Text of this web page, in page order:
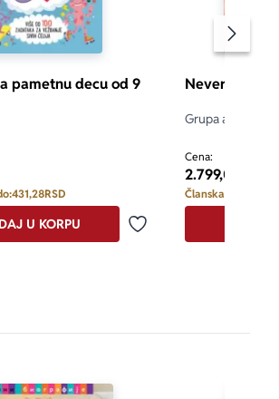
pametnu decu od 9
431,28RSD
Dodaj u omiljene
U KORPU
Neverovatan
Grupa autora
Cena:
2.799,00
Članska cena i do: